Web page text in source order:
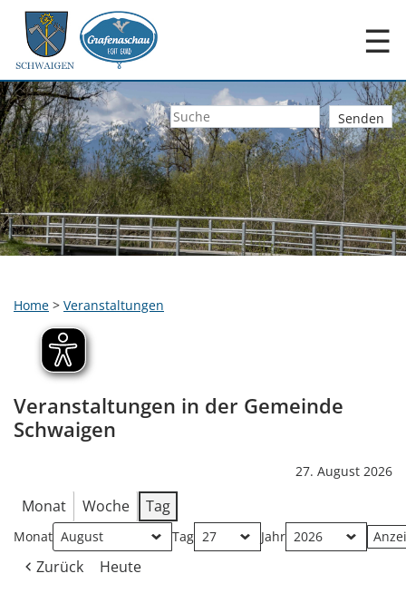
☰
Home > Veranstaltungen
Veranstaltungen in der Gemeinde
Schwaigen
27. August 2026
Monat Woche Tag
Monat Tag Jahr
Zurück Heute